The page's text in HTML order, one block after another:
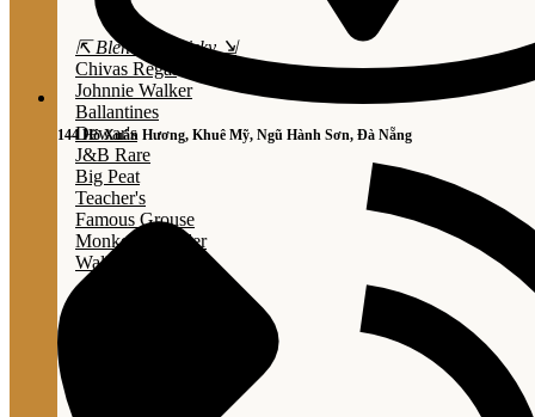
144 Hồ Xuân Hương, Khuê Mỹ, Ngũ Hành Sơn, Đà Nẵng
⇱ Blended Whisky ⇲
Chivas Regal
Johnnie Walker
Ballantines
Dewar's
J&B Rare
Big Peat
Teacher's
Famous Grouse
Monkey Shouder
Wall Street